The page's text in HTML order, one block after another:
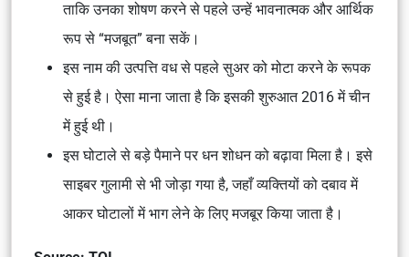
ताकि उनका शोषण करने से पहले उन्हें भावनात्मक और आर्थिक
रूप से “मजबूत” बना सकें।
इस नाम की उत्पत्ति वध से पहले सुअर को मोटा करने के रूपक
से हुई है। ऐसा माना जाता है कि इसकी शुरुआत 2016 में चीन
में हुई थी।
इस घोटाले से बड़े पैमाने पर धन शोधन को बढ़ावा मिला है। इसे
साइबर गुलामी से भी जोड़ा गया है, जहाँ व्यक्तियों को दबाव में
आकर घोटालों में भाग लेने के लिए मजबूर किया जाता है।